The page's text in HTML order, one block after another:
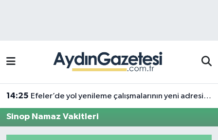
14:25 Efeler’de yol yenileme çalışmalarının yeni adresi Pınardere Mahallesi
Sinop Namaz Vakitleri
Efeler Trafik Yoğunluk Haritası
Süper Lig Puan Durumu ve Fikstür
Tüm Manşetler
Son Dakika Haberleri